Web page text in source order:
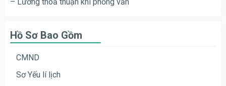
Hồ Sơ Bao Gồm
CMND
Sơ Yếu lí lịch